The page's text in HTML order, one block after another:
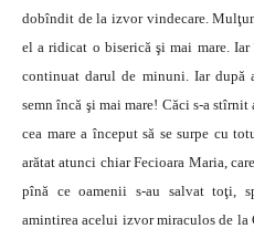
dobîndit de la izvor vindecare.
el a ridicat o biserică şi mai mare.
continuat darul de minuni. Iar
semn încă şi mai mare! Căci s-a
cea mare a început să se surpe cu
arătat atunci chiar Fecioara Maria,
pînă ce oamenii s-au salvat toţi,
amintirea acelui izvor miraculos de